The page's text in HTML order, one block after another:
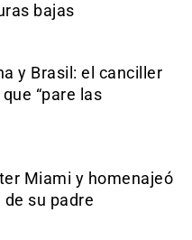
bajas
y Brasil: el canciller
“pare las
Miami y homenajeó
su padre